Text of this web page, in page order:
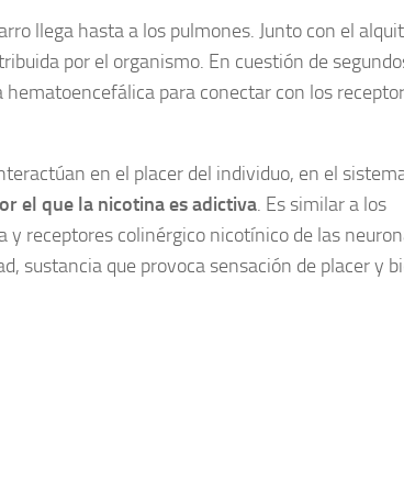
llega hasta a los pulmones. Junto con el
por el organismo. En cuestión de
para conectar con los
en el placer del individuo, en el
el que la nicotina es adictiva. Es similar a los
receptores colinérgico nicotínico de las
sustancia que provoca sensación de placer y